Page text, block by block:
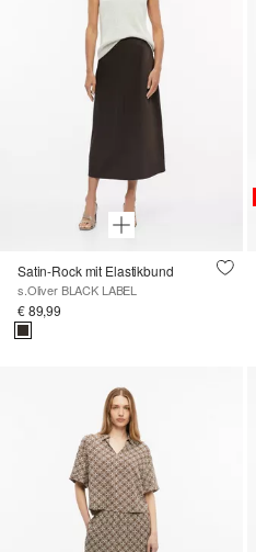
Satin-Rock mit Elastikbund
s.Oliver BLACK LABEL
€ 89,99